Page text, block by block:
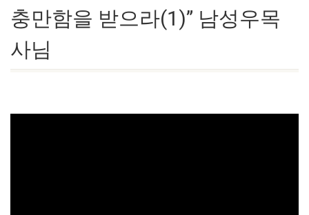
충만함을 받으라(1)” 남성우목
사님